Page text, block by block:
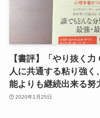
【書評】「やり抜く
人に共通する粘り強
能よりも継続出来る努
2020年1月25日